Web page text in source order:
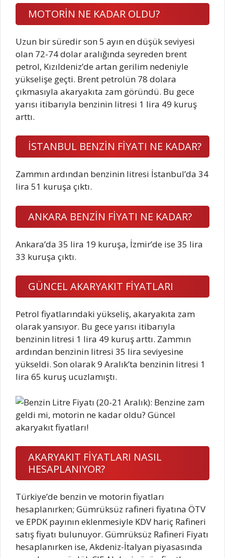
MOTORİN NE KADAR OLDU?
Uzun bir süredir son 5 ayın en düşük seviyesi
olan 72-74 dolar aralığında seyreden brent
petrol, Kızıldeniz’de artan gerilim nedeniyle
yükselişe geçti. Brent petrolün 78 dolara
çıkmasıyla akaryakıta zam göründü. Bu gece
yarısı itibarıyla benzinin litresi 1 lira 49 kuruş
arttı.
İSTANBUL BENZİN FİYATI NE KADAR?
Zammın ardından benzinin litresi İstanbul’da 34
lira 51 kuruşa çıktı.
ANKARA BENZİN FİYATI NE KADAR?
Ankara’da 35 lira 19 kuruşa, İzmir’de ise 35 lira
33 kuruşa çıktı.
GÜNCEL AKARYAKIT FİYATLARI
Petrol fiyatlarındaki yükseliş, akaryakıta zam
olarak yansıyor. Bu gece yarısı itibarıyla
benzinin litresi 1 lira 49 kuruş arttı. Zammın
ardından benzinin litresi 35 lira seviyesine
yükseldi. Son olarak 9 Aralık’ta benzinin litresi 1
lira 65 kuruş ucuzlamıştı.
AKARYAKIT FİYATLARI NASIL
HESAPLANIYOR?
Türkiye’de benzin ve motorin fiyatları
hesaplanırken; Gümrüksüz rafineri fiyatına ÖTV
ve EPDK payının eklenmesiyle KDV hariç Rafineri
satış fiyatı bulunuyor. Gümrüksüz Rafineri Fiyatı
hesaplanırken ise, Akdeniz-İtalyan piyasasında